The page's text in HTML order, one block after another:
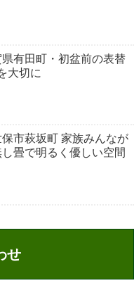
県有田町・初盆前の表替
大切に
保市萩坂町 家族みんなが
畳で明るく優しい空間
せ